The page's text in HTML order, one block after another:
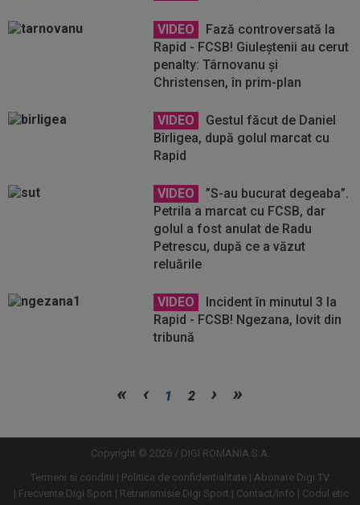
VIDEO
Fază controversată la
Rapid - FCSB! Giuleștenii au cerut
penalty: Târnovanu și
Christensen, în prim-plan
VIDEO
Gestul făcut de Daniel
Bîrligea, după golul marcat cu
Rapid
VIDEO
”S-au bucurat degeaba”.
Petrila a marcat cu FCSB, dar
golul a fost anulat de Radu
Petrescu, după ce a văzut
reluările
VIDEO
Incident în minutul 3 la
Rapid - FCSB! Ngezana, lovit din
tribună
mult
mult
1 2
Copyright © 2026 / DIGI ROMANIA S.A.
Termeni si conditii
Politica de confidentialitate
Abonare Digi TV
Frecvente Digi Sport
Retransmisie Digi Sport Contact/Info
Codul etic